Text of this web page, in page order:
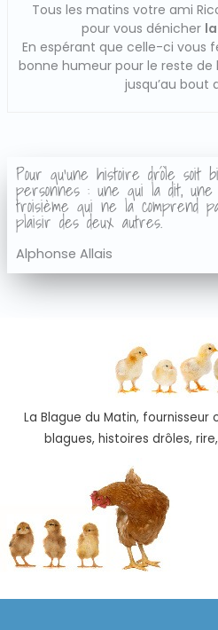
Tous les matins votre ami
pour vous dénicher
En espérant que celle-ci vous
bonne humeur pour le reste de
jusqu’au bout
Pour qu'une histoire drôle soit
personnes : une qui la dit,
troisième qui ne la comprend
plaisir des deux autres.
Alphonse Allais
La Blague du Matin,
blagues, histoires drôles,